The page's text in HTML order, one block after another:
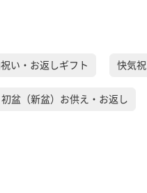
い・お返しギフト 快気
初盆（新盆）お供え・お返し